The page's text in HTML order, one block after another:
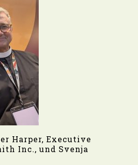
Harper, Executive
Inc., und Svenja